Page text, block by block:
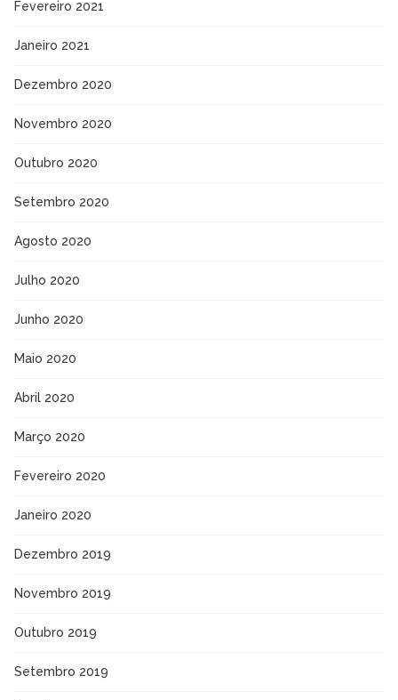
Fevereiro 2021
Janeiro 2021
Dezembro 2020
Novembro 2020
Outubro 2020
Setembro 2020
Agosto 2020
Julho 2020
Junho 2020
Maio 2020
Abril 2020
Março 2020
Fevereiro 2020
Janeiro 2020
Dezembro 2019
Novembro 2019
Outubro 2019
Setembro 2019